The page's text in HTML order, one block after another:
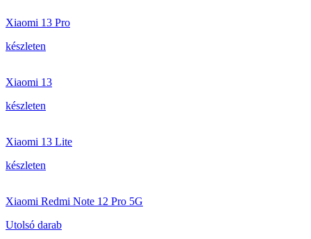
Xiaomi 13 Pro
készleten
Xiaomi 13
készleten
Xiaomi 13 Lite
készleten
Xiaomi Redmi Note 12 Pro 5G
Utolsó darab